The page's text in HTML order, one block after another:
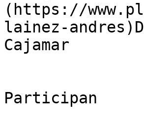
(https://
lainez-
Cajamar
Participan